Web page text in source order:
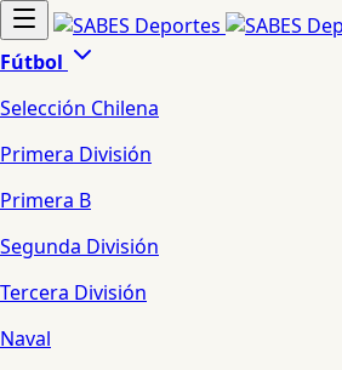
Fútbol
Selección Chilena
Primera División
Primera B
Segunda División
Tercera División
Naval